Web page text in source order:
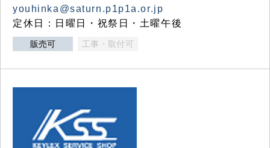
youhinka@saturn.p1p1a.or.jp
定休日：日曜日・祝祭日・土曜午後
販売可 工事・取付可